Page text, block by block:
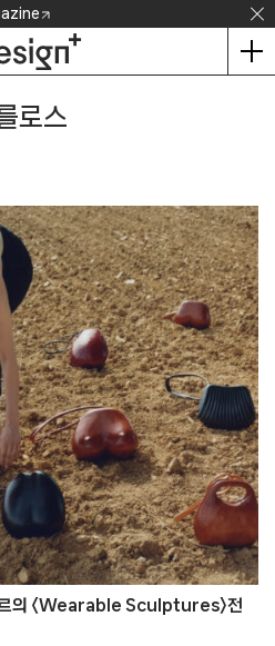
로스
르의 〈Wearable Sculptures〉전